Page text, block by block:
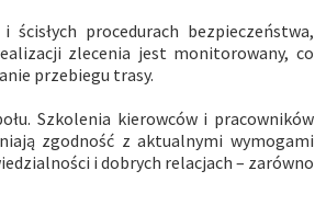
procedurach bezpieczeństwa,
zlecenia jest monitorowany, co
przebiegu trasy.
Szkolenia kierowców i pracowników
zgodność z aktualnymi wymogami
i dobrych relacjach – zarówno